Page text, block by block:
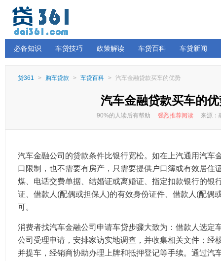
必备知识 车贷技巧 政策解读 车贷百科 车贷新闻
贷361 > 购车贷款 > 车贷百科 > 汽车金融贷款买车的优势
汽车金融贷款买车的
90%的人读后有帮助 强烈推荐阅读 来源：
汽车金融公司的贷款条件比银行宽松。如在上汽通用汽车
口限制，也不需要有房产，只需要提供户口簿或有效居住
煤、电话交费单据、结婚证或离婚证、指定扣款银行的银
证、借款人(配偶或担保人)的有效身份证件、借款人(配偶
可。
消费者找汽车金融公司申请车贷步骤大致为：借款人选定
公司受理申请，安排家访实地调查，并收集相关文件；经
并提车，经销商协助办理上牌和抵押登记等手续。通过汽